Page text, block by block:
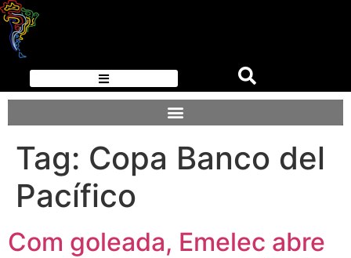
Tag: Copa Banco del
Pacífico
Com goleada, Emelec abre